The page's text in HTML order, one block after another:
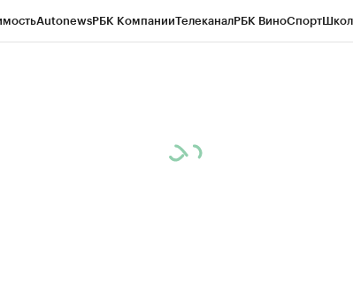
AutonewsРБК КомпанииТелеканалРБК ВиноСпорт